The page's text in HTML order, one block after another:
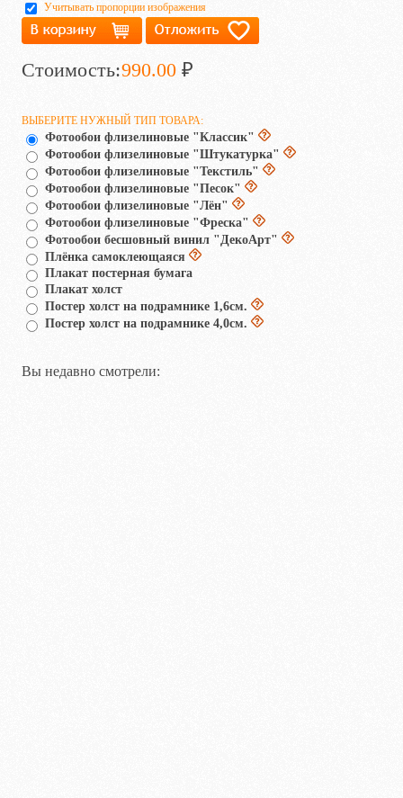
Учитывать пропорции изображения
Стоимость:990.00 ₽
ВЫБЕРИТЕ НУЖНЫЙ ТИП ТОВАРА:
Фотообои флизелиновые "Классик"
Фотообои флизелиновые "Штукатурка"
Фотообои флизелиновые "Текстиль"
Фотообои флизелиновые "Песок"
Фотообои флизелиновые "Лён"
Фотообои флизелиновые "Фреска"
Фотообои бесшовный винил "ДекоАрт"
Плёнка самоклеющаяся
Плакат постерная бумага
Плакат холст
Постер холст на подрамнике 1,6см.
Постер холст на подрамнике 4,0см.
Вы недавно смотрели: